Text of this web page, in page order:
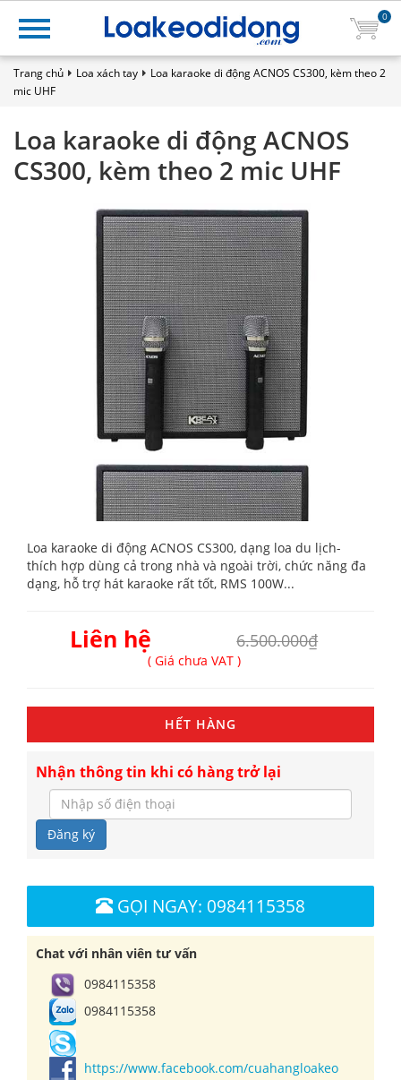
0
Trang chủ Loa xách tay
Loa karaoke di động ACNOS CS300, kèm theo 2
mic UHF
Loa karaoke di động ACNOS
CS300, kèm theo 2 mic UHF
Loa karaoke di động ACNOS CS300, dạng loa du lịch-
thích hợp dùng cả trong nhà và ngoài trời, chức năng đa
dạng, hỗ trợ hát karaoke rất tốt, RMS 100W...
Liên hệ 6.500.000₫
( Giá chưa VAT )
HẾT HÀNG
Nhận thông tin khi có hàng trở lại
Đăng ký
GỌI NGAY: 0984115358
Chat với nhân viên tư vấn
0984115358
0984115358
https://www.facebook.com/cuahangloakeo